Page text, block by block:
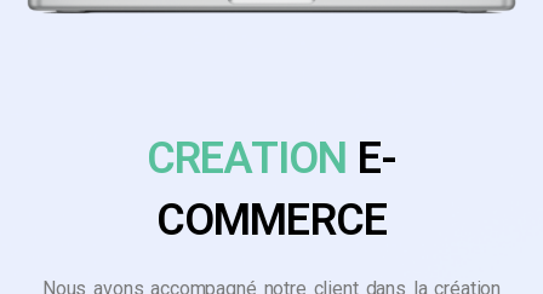
CREATION E-
COMMERCE
Nous avons accompagné notre client dans la création